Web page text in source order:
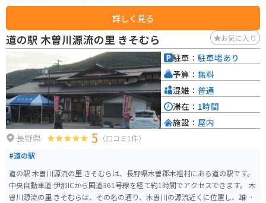
などで子供連れでも田舎体験を満喫できます．
詳しく見る
道の駅 木曽川源流の里 きそむら お気に入り
長野県 5 （口コミ1件）
#道の駅
道の駅 木曽川源流の里 きそむらは、長野県木曽郡木祖村にある道の駅です。
中央自動車道 伊那ICから国道361号線を経て約1時間でアクセスできます。 木
曽川源流の里 きそむらは、その名の通り、木曽川の源流近くに位置し、雄大
駐車： 駐車場あり
予算： 無料
混雑： 普通
滞在： 1時間
施設： 屋内